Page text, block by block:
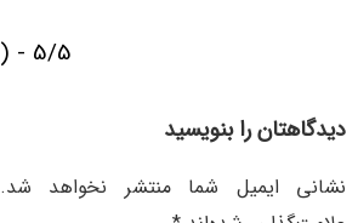
5/5 - (2 امتیاز)
دیدگاهتان را بنویسید
نشانی ایمیل شما منتشر نخواهد شد.